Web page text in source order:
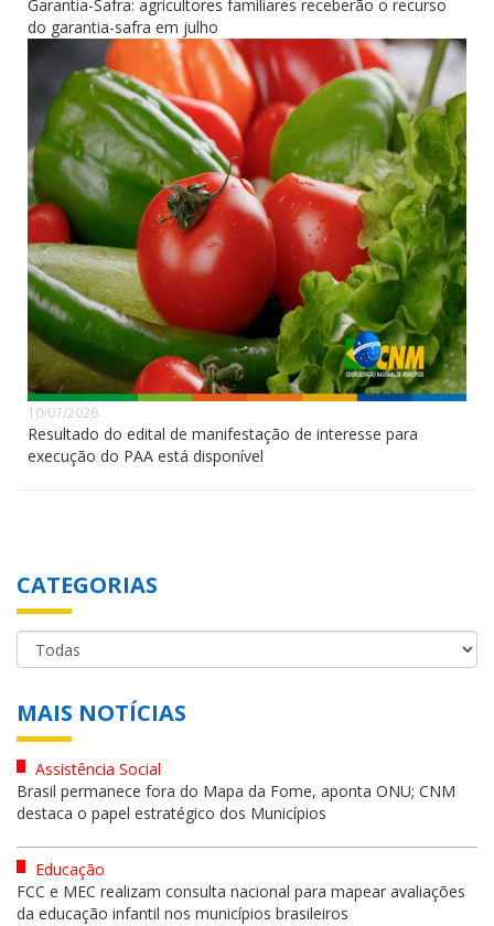
Garantia-Safra: agricultores familiares receberão o recurso
do garantia-safra em julho
10/07/2026
Resultado do edital de manifestação de interesse para
execução do PAA está disponível
CATEGORIAS
MAIS NOTÍCIAS
Assistência Social
Brasil permanece fora do Mapa da Fome, aponta ONU; CNM
destaca o papel estratégico dos Municípios
Educação
FCC e MEC realizam consulta nacional para mapear avaliações
da educação infantil nos municípios brasileiros